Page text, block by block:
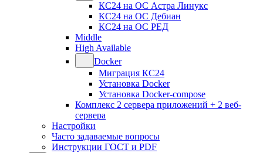
КС24 на ОС Астра Линукс
КС24 на ОС Дебиан
КС24 на ОС РЕД
Middle
High Available
Docker
Миграция КС24
Установка Docker
Установка Docker-compose
Комплекс 2 сервера приложений + 2 веб-
сервера
Настройки
Часто задаваемые вопросы
Инструкции ГОСТ и PDF